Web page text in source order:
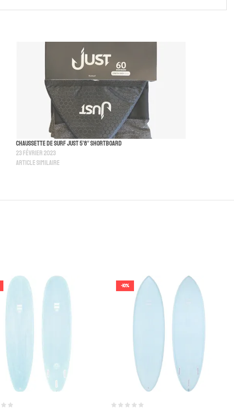
Chaussette De Surf Just 5’8″ Shortboard
23 février 2023
Article similaire
-10%